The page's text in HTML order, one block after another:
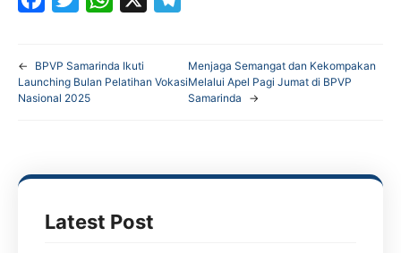
c
e
o
i
t
a
t
p
l
←
BPVP Samarinda Ikuti
Launching Bulan Pelatihan Vokasi
Nasional 2025
Menjaga Semangat dan Kekompakan
Melalui Apel Pagi Jumat di BPVP
Samarinda
→
Latest Post